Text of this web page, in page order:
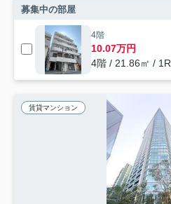
募集中の部屋
4階
10.07万円
4階 / 21.86㎡ / 1R
賃貸マンション